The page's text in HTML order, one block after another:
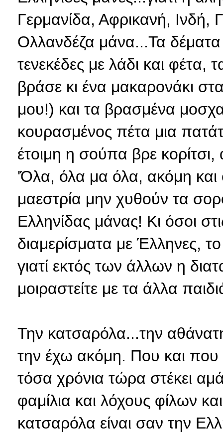
Γερμανίδα, Αφρικανή, Ινδή,
Ολλανδέζα μάνα...Τα δέματα
τενεκέδες με λάδι και φέτα,
βράσε κι ένα μακαρονάκι
μου!) και τα βρασμένα
κουρασμένος πέτα μια
έτοιμη η σούπα βρε κορίτσι,
'Όλα, όλα μα όλα, ακόμη και
μαεστρία μην χυθούν τα
Ελληνίδας μάνας! Κι όσοι
διαμερίσματα με Έλληνες,
γιατί εκτός των άλλων η
μοιραστείτε με τα άλλα
Την κατσαρόλα...την
την έχω ακόμη. Που και που
τόσα χρόνια τώρα στέκει
φαμίλια και λόχους φίλων
κατσαρόλα είναι σαν την